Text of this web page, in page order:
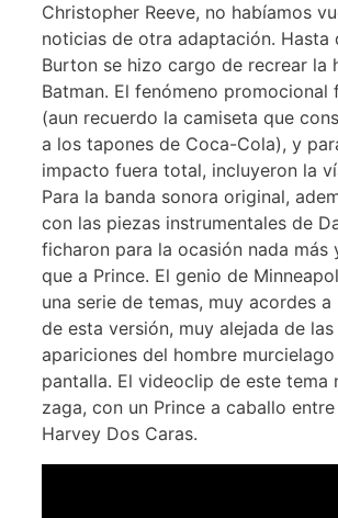
Christopher Reeve, no habíamos
noticias de otra adaptación. Hasta
Burton se hizo cargo de recrear la
Batman. El fenómeno promocional
(aun recuerdo la camiseta que
a los tapones de Coca-Cola), y
impacto fuera total, incluyeron la
Para la banda sonora original,
con las piezas instrumentales de
ficharon para la ocasión nada más
que a Prince. El genio de
una serie de temas, muy acordes
de esta versión, muy alejada de
apariciones del hombre
pantalla. El videoclip de este tema
zaga, con un Prince a caballo
Harvey Dos Caras.